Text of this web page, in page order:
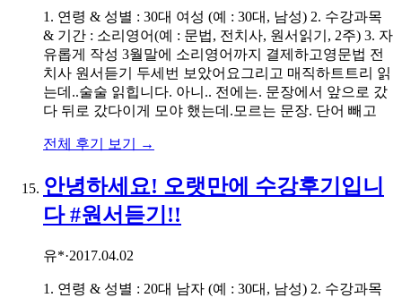
1. 연령 & 성별 : 30대 여성 (예 : 30대, 남성) 2. 수강과목
& 기간 : 소리영어(예 : 문법, 전치사, 원서읽기, 2주) 3. 자
유롭게 작성 3월말에 소리영어까지 결제하고영문법 전
치사 원서듣기 두세번 보았어요그리고 매직하트트리 읽
는데..술술 읽힙니다. 아니.. 전에는. 문장에서 앞으로 갔
다 뒤로 갔다이게 모야 했는데.모르는 문장. 단어 빼고
전체 후기 보기 →
안녕하세요! 오랫만에 수강후기입니
다 #원서듣기!!
유*·2017.04.02
1. 연령 & 성별 : 20대 남자 (예 : 30대, 남성) 2. 수강과목